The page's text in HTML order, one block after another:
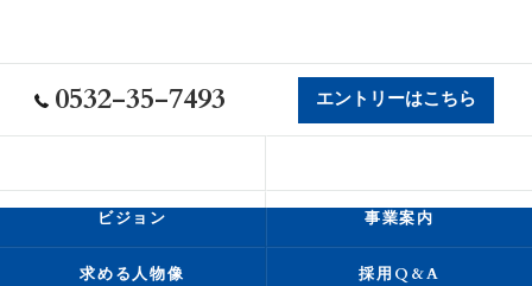
0532-35-7493 エントリーはこちら
ビジョン 事業案内
求める人物像 採用Q&A